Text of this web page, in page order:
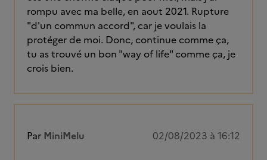
rompu avec ma belle, en aout 2021. Rupture
"d'un commun accord", car je voulais la
protéger de moi. Donc, continue comme ça,
tu as trouvé un bon "way of life" comme ça, je
crois bien.
Par MiniMelu 02/08/2023 à 16:12